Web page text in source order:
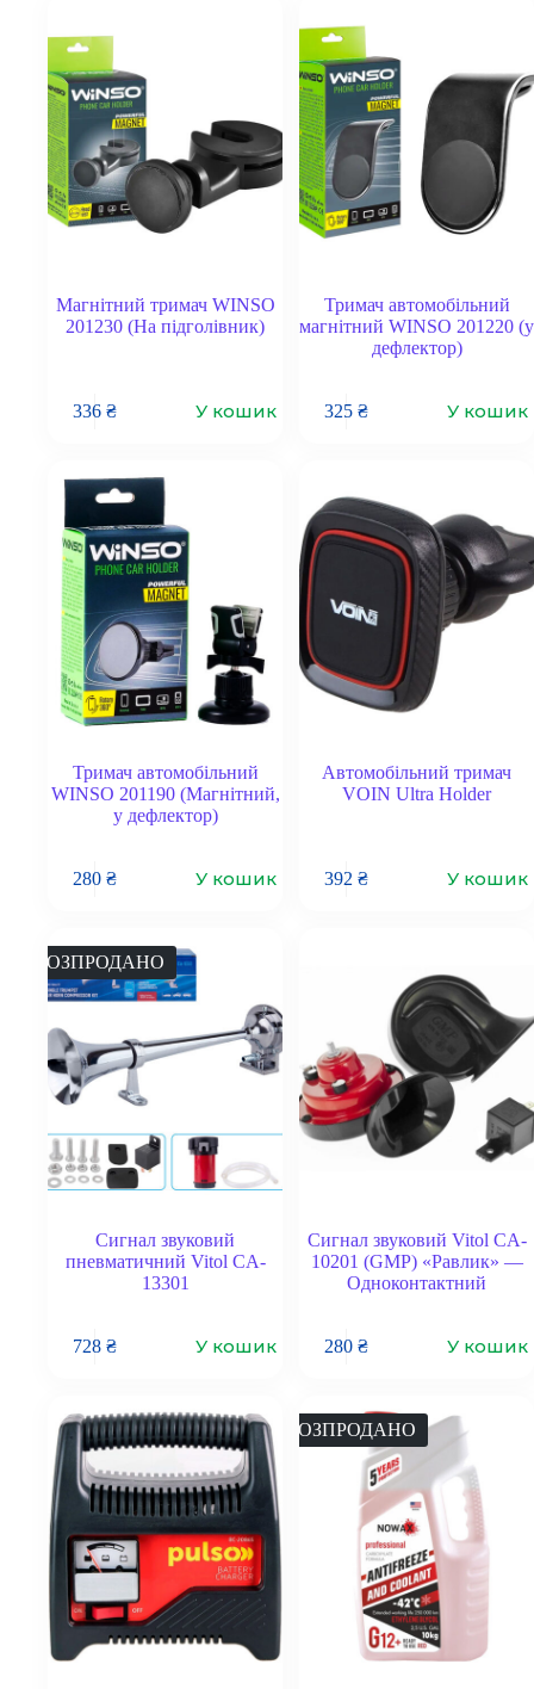
Магнітний тримач WINSO
201230 (На підголівник)
336 ₴ У кошик
Тримач автомобільний
магнітний WINSO 201220 (у
дефлектор)
325 ₴ У кошик
Тримач автомобільний
WINSO 201190 (Магнітний,
у дефлектор)
280 ₴ У кошик
Автомобільний тримач
VOIN Ultra Holder
392 ₴ У кошик
РОЗПРОДАНО
Сигнал звуковий
пневматичний Vitol CA-
13301
728 ₴ У кошик
Сигнал звуковий Vitol CA-
10201 (GMP) «Равлик» —
Одноконтактний
280 ₴ У кошик
РОЗПРОДАНО